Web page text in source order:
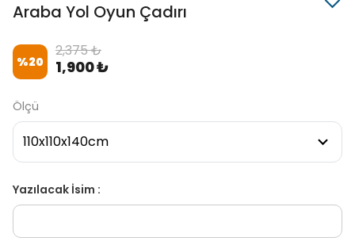
Araba Yol Oyun Çadırı
%20
2,375 ₺
1,900 ₺
Ölçü
Yazılacak İsim :